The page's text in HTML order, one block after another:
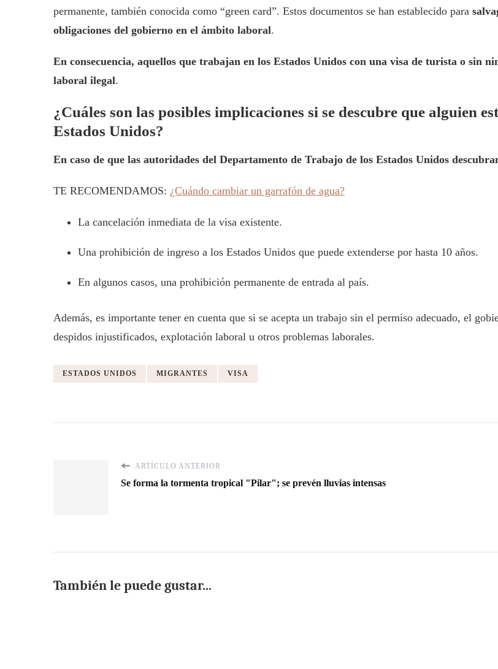
permanente, también conocida como “green card”. Estos documentos se han establecido para
obligaciones del gobierno en el ámbito laboral.
En consecuencia, aquellos que trabajan en los Estados Unidos con una visa de turista o sin
laboral ilegal.
¿Cuáles son las posibles implicaciones si se descubre que alguien
Estados Unidos?
En caso de que las autoridades del Departamento de Trabajo de los Estados Unidos
TE RECOMENDAMOS: ¿Cuándo cambiar un garrafón de agua?
La cancelación inmediata de la visa existente.
Una prohibición de ingreso a los Estados Unidos que puede extenderse por hasta 10 años.
En algunos casos, una prohibición permanente de entrada al país.
Además, es importante tener en cuenta que si se acepta un trabajo sin el permiso adecuado, el
despidos injustificados, explotación laboral u otros problemas laborales.
ESTADOS UNIDOS MIGRANTES VISA
ARTÍCULO ANTERIOR
Se forma la tormenta tropical "Pilar"; se prevén lluvias intensas
También le puede gustar...